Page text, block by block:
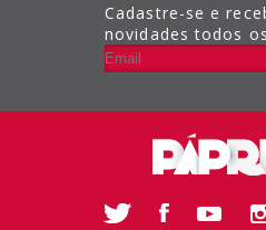
Cadastre-se e
novidades todos